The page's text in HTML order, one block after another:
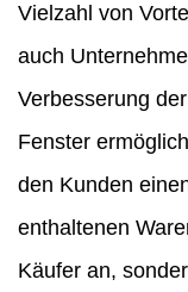
Vielzahl von
auch
Verbesserung
Fenster
den Kunden
enthaltenen
Käufer an,